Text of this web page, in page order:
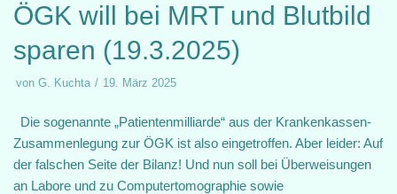
ÖGK will bei MRT und Blutbild
sparen (19.3.2025)
von G. Kuchta 19. März 2025
Die sogenannte „Patientenmilliarde“ aus der Krankenkassen-
Zusammenlegung zur ÖGK ist also eingetroffen. Aber leider: Auf
der falschen Seite der Bilanz! Und nun soll bei Überweisungen
an Labore und zu Computertomographie sowie